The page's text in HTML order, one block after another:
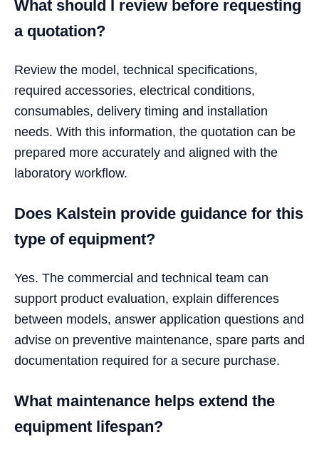
What should I review before requesting
a quotation?
Review the model, technical specifications,
required accessories, electrical conditions,
consumables, delivery timing and installation
needs. With this information, the quotation can be
prepared more accurately and aligned with the
laboratory workflow.
Does Kalstein provide guidance for this
type of equipment?
Yes. The commercial and technical team can
support product evaluation, explain differences
between models, answer application questions and
advise on preventive maintenance, spare parts and
documentation required for a secure purchase.
What maintenance helps extend the
equipment lifespan?